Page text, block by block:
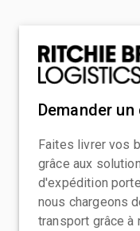
Demander un
Faites livrer vos
grâce aux
d'expédition
nous chargeons
transport grâce à